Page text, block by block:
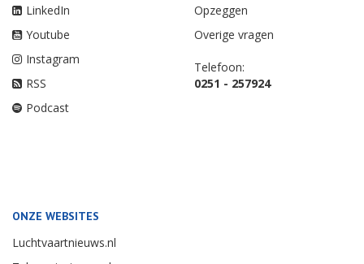
LinkedIn
Youtube
Instagram
RSS
Podcast
Opzeggen
Overige vragen
Telefoon:
0251 - 257924
ONZE WEBSITES
Luchtvaartnieuws.nl